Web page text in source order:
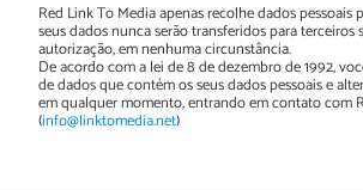
Red Link To Media apenas recolhe dados pessoais
seus dados nunca serão transferidos para terceiros
autorização, em nenhuma circunstância.
De acordo com a lei de 8 de dezembro de 1992,
de dados que contém os seus dados pessoais e
em qualquer momento, entrando em contato com
(info@linktomedia.net)